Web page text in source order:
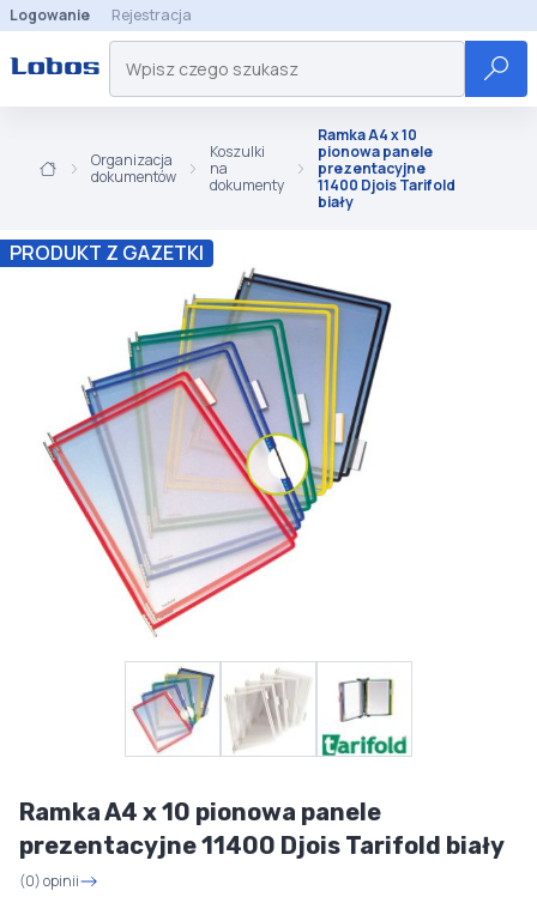
Logowanie Rejestracja
Organizacja
dokumentów
Koszulki
na
dokumenty
Ramka A4 x 10
pionowa panele
prezentacyjne
11400 Djois Tarifold
biały
PRODUKT Z GAZETKI
Ramka A4 x 10 pionowa panele
prezentacyjne 11400 Djois Tarifold biały
(0) opinii